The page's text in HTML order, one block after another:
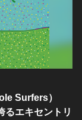
Surfers）
るエキセントリ